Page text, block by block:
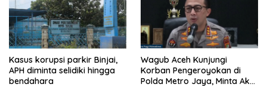
Kasus korupsi parkir Binjai,
APH diminta selidiki hingga
bendahara
Wagub Aceh Kunjungi
Korban Pengeroyokan di
Polda Metro Jaya, Minta Aksi